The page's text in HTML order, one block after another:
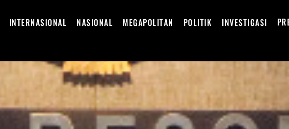
INTERNASIONAL NASIONAL MEGAPOLITAN POLITIK INVESTIGASI